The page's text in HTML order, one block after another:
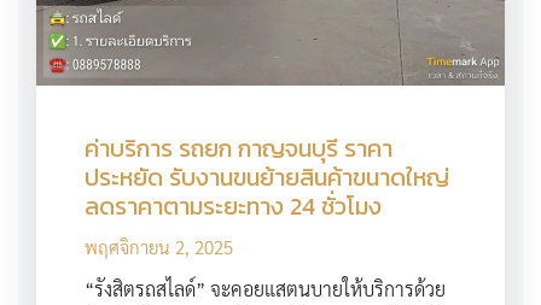
ค่าบริการ รถยก กาญจนบุรี ราคา
ประหยัด รับงานขนย้ายสินค้าขนาดใหญ่
ลดราคาตามระยะทาง 24 ชั่วโมง
พฤศจิกายน 2, 2025
“รังสิตรถสไลด์” จะคอยแสตนบายให้บริการด้วย